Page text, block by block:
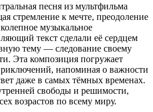
песня из мультфильма
стремление к мечте, преодоление
музыкальное
текст сделали её сердцем
тему — следование своему
Эта композиция погружает
напоминая о важности
даже в самых тёмных временах.
свободы и решимости,
возрастов по всему миру.